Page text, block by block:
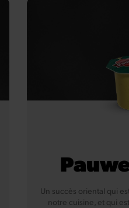
Un succès oriental qui
notre cuisine, et qui